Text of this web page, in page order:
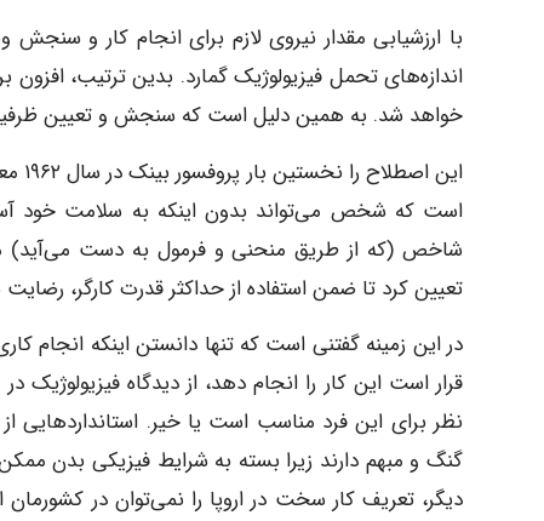
با ارزشیابی مقدار نیروی لازم برای انجام کار و
اندازه‌های تحمل فیزیولوژیک گمارد. بدین ترتیب،
خواهد شد. به همین دلیل است که سنجش و تعیین ظرفیت
شاخص (که از طریق منحنی و فرمول به دست می‌آید)
تعیین کرد تا ضمن استفاده از حداکثر قدرت کارگر،
در این زمینه گفتنی است که تنها دانستن اینکه انجام
قرار است این کار را انجام دهد، از دیدگاه
نظر برای این فرد مناسب است یا خیر.
گنگ و مبهم دارند زیرا بسته به شرایط فیزیکی بدن
دیگر، تعریف کار سخت در اروپا را نمی‌توان در کشورمان